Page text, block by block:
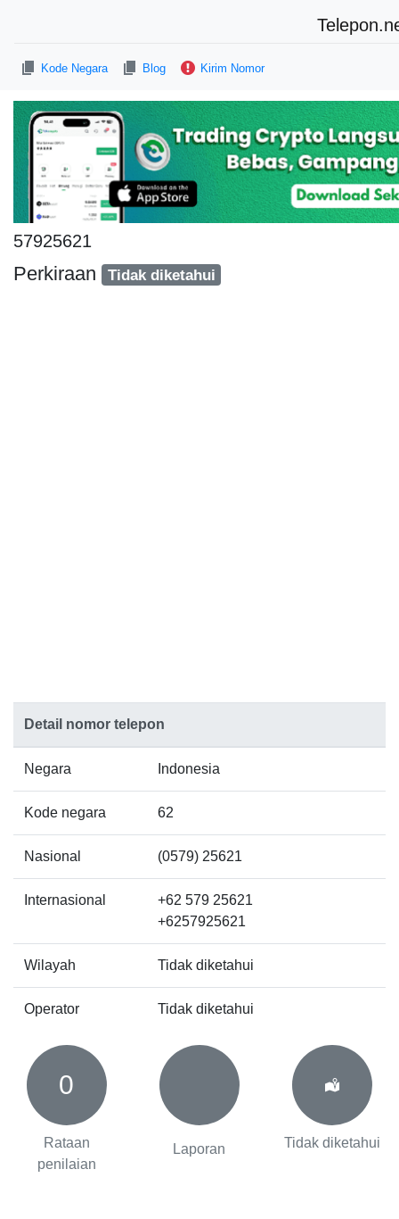
Kode Negara Blog Kirim Nomor
57925621
Perkiraan Tidak diketahui
Detail nomor telepon
Negara Indonesia
Kode negara 62
Nasional (0579) 25621
Internasional
+62 579 25621
+6257925621
Wilayah Tidak diketahui
Operator Tidak diketahui
0
Rataan
penilaian
Laporan Tidak diketahui